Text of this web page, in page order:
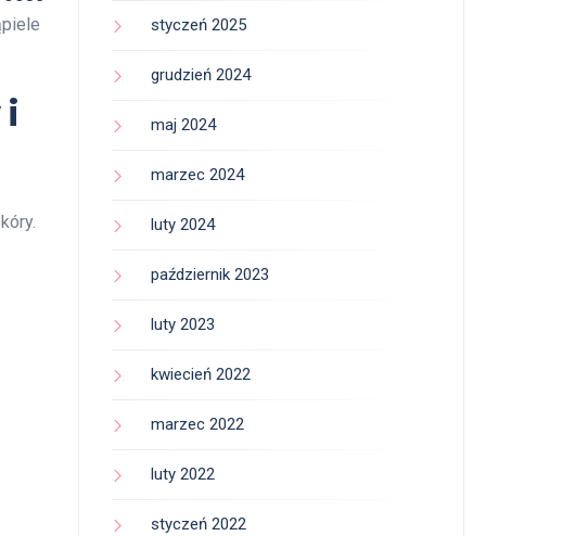
i
styczeń 2025
grudzień 2024
maj 2024
marzec 2024
luty 2024
październik 2023
luty 2023
kwiecień 2022
marzec 2022
luty 2022
styczeń 2022